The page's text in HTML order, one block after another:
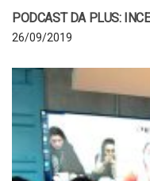
PODCAST DA PLUS:
26/09/2019